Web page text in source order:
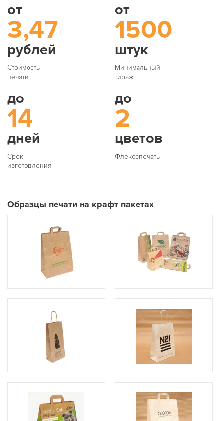
от
3,47
рублей
Стоимость
печати
от
1500
штук
Минимальный
тираж
до
14
дней
Срок
изготовления
до
2
цветов
Флексопечать
Образцы печати на крафт пакетах